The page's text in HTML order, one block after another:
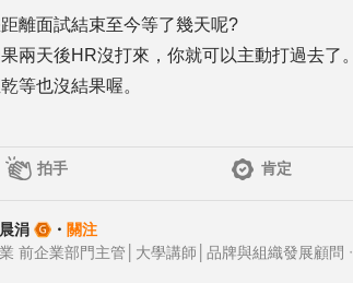
離面試結束至今等了幾天呢?
兩天後HR沒打來，你就可以主動打過去了。
等也沒結果喔。
拍手 肯定
涓 ・ 關注
前企業部門主管│大學講師│品牌與組織發展顧問 ・